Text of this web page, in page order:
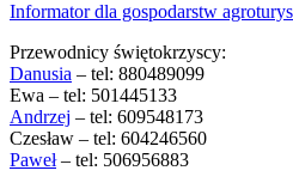
Informator dla gospodarstw
Przewodnicy świętokrzyscy:
Danusia – tel: 880489099
Ewa – tel: 501445133
Andrzej – tel: 609548173
Czesław – tel: 604246560
Paweł– tel: 506956883